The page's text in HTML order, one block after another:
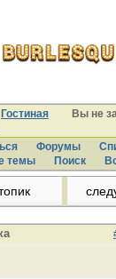
Вы не
Гостиная
Форумы
темы
Поиcк